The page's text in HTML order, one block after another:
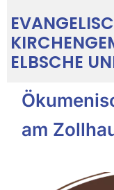
ELBSCHE
am